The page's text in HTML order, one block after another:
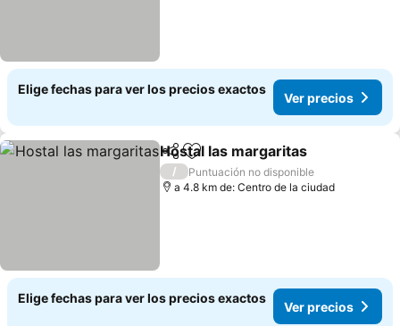
Elige fechas para ver los precios exactos
Ver precios
CompartirAgregar a favoritos
Hostal las margaritas
/
Puntuación no disponible
a 4.8 km de: Centro de la ciudad
Elige fechas para ver los precios exactos
Ver precios